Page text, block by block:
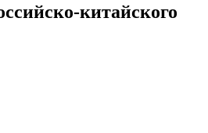
китайского